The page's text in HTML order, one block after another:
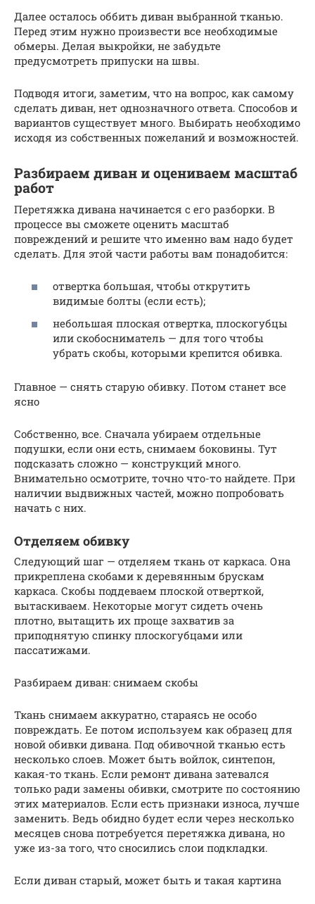
Далее осталось оббить диван выбранной тканью.
Перед этим нужно произвести все необходимые
обмеры. Делая выкройки, не забудьте
предусмотреть припуски на швы.
Подводя итоги, заметим, что на вопрос, как самому
сделать диван, нет однозначного ответа. Способов и
вариантов существует много. Выбирать необходимо
исходя из собственных пожеланий и возможностей.
Разбираем диван и оцениваем масштаб
работ
Перетяжка дивана начинается с его разборки. В
процессе вы сможете оценить масштаб
повреждений и решите что именно вам надо будет
сделать. Для этой части работы вам понадобится:
отвертка большая, чтобы открутить
видимые болты (если есть);
небольшая плоская отвертка, плоскогубцы
или скобосниматель — для того чтобы
убрать скобы, которыми крепится обивка.
Главное — снять старую обивку. Потом станет все
ясно
Собственно, все. Сначала убираем отдельные
подушки, если они есть, снимаем боковины. Тут
подсказать сложно — конструкций много.
Внимательно осмотрите, точно что-то найдете. При
наличии выдвижных частей, можно попробовать
начать с них.
Отделяем обивку
Следующий шаг — отделяем ткань от каркаса. Она
прикреплена скобами к деревянным брускам
каркаса. Скобы поддеваем плоской отверткой,
вытаскиваем. Некоторые могут сидеть очень
плотно, вытащить их проще захватив за
приподнятую спинку плоскогубцами или
пассатижами.
Разбираем диван: снимаем скобы
Ткань снимаем аккуратно, стараясь не особо
повреждать. Ее потом используем как образец для
новой обивки дивана. Под обивочной тканью есть
несколько слоев. Может быть войлок, синтепон,
какая-то ткань. Если ремонт дивана затевался
только ради замены обивки, смотрите по состоянию
этих материалов. Если есть признаки износа, лучше
заменить. Ведь обидно будет если через несколько
месяцев снова потребуется перетяжка дивана, но
уже из-за того, что сносились слои подкладки.
Если диван старый, может быть и такая картина